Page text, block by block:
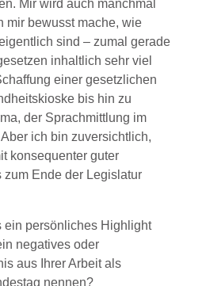
Mir wird auch manchmal
mir bewusst mache, wie
sind – zumal gerade
inhaltlich sehr viel
einer gesetzlichen
bis hin zu
der Sprachmittlung im
ich bin zuversichtlich,
konsequenter guter
Ende der Legislatur
ein persönliches Highlight
negatives oder
aus Ihrer Arbeit als
nennen?